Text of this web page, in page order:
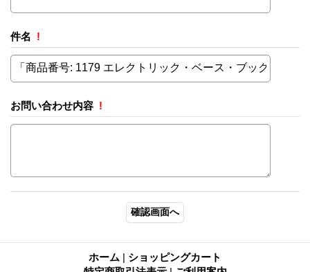
件名 !
お問い合わせ内容 !
ホーム | ショッピングカート